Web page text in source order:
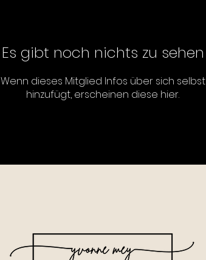
Es gibt noch nichts zu sehen
Wenn dieses Mitglied Infos über sich selbst
hinzufügt, erscheinen diese hier.